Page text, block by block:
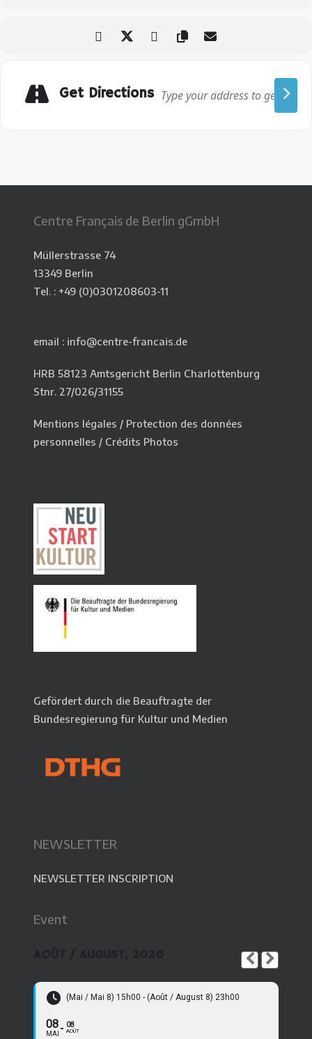
Get Directions
Centre Français de Berlin gGmbH
Müllerstrasse 74
13349 Berlin
Tel. : +49 (0)0301208603-11
email : info@centre-francais.de
HRB 58123 Amtsgericht Berlin Charlottenburg
Stnr. 27/026/31155
Mentions légales / Protection des données
personnelles / Crédits Photos
Gefördert durch die Beauftragte der
Bundesregierung für Kultur und Medien
NEWSLETTER
NEWSLETTER INSCRIPTION
Event
(Mai / Mai 8) 15h00 - (Août / August 8) 23h00
08
MAI
08
AOÛT